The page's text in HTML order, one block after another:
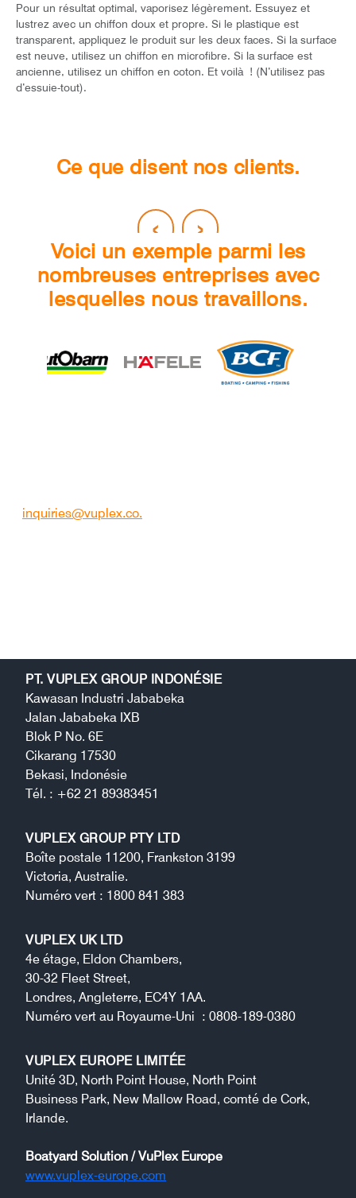
Pour un résultat optimal, vaporisez légèrement. Essuyez et
lustrez avec un chiffon doux et propre. Si le plastique est
transparent, appliquez le produit sur les deux faces. Si la surface
est neuve, utilisez un chiffon en microfibre. Si la surface est
ancienne, utilisez un chiffon en coton. Et voilà ! (N’utilisez pas
d’essuie-tout).
Ce que disent nos clients.
‹ ›
Voici un exemple parmi les
nombreuses entreprises avec
lesquelles nous travaillons.
inquiries@vuplex.co.
PT. VUPLEX GROUP INDONÉSIE
Kawasan Industri Jababeka
Jalan Jababeka IXB
Blok P No. 6E
Cikarang 17530
Bekasi, Indonésie
Tél. : +62 21 89383451
VUPLEX GROUP PTY LTD
Boîte postale 11200, Frankston 3199
Victoria, Australie.
Numéro vert : 1800 841 383
VUPLEX UK LTD
4e étage, Eldon Chambers,
30-32 Fleet Street,
Londres, Angleterre, EC4Y 1AA.
Numéro vert au Royaume-Uni : 0808-189-0380
VUPLEX EUROPE LIMITÉE
Unité 3D, North Point House, North Point
Business Park, New Mallow Road, comté de Cork,
Irlande.
Boatyard Solution / VuPlex Europe
www.vuplex-europe.com